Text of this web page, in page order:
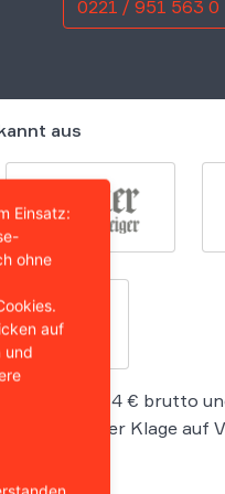
0221 / 951 563 0
aus
von 765,14 € brutto
Klage auf
Einsatz:
ohne
auf
und